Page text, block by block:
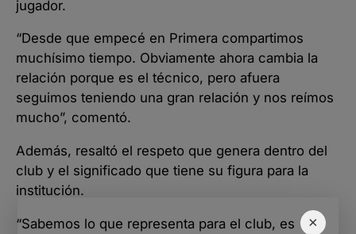
×
jugador.
“Desde que empecé en Primera compartimos
muchísimo tiempo. Obviamente ahora cambia la
relación porque es el técnico, pero afuera
seguimos teniendo una gran relación y nos reímos
mucho”, comentó.
Además, resaltó el respeto que genera dentro del
club y el significado que tiene su figura para la
institución.
“Sabemos lo que representa para el club, es